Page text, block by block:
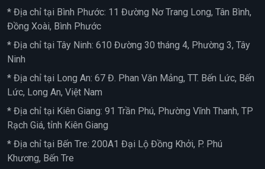
* Địa chỉ tại Bình Phước: 11 Đường Nơ Trang Long, Tân Bình,
Đồng Xoài, Bình Phước
* Địa chỉ tại Tây Ninh: 610 Đường 30 tháng 4, Phường 3, Tây
Ninh
* Địa chỉ tại Long An: 67 Đ. Phan Văn Mảng, TT. Bến Lức, Bến
Lức, Long An, Việt Nam
* Địa chỉ tại Kiên Giang: 91 Trần Phú, Phường Vĩnh Thanh, TP
Rạch Giá, tỉnh Kiên Giang
* Địa chỉ tại Bến Tre: 200A1 Đại Lộ Đồng Khởi, P. Phú
Khương, Bến Tre